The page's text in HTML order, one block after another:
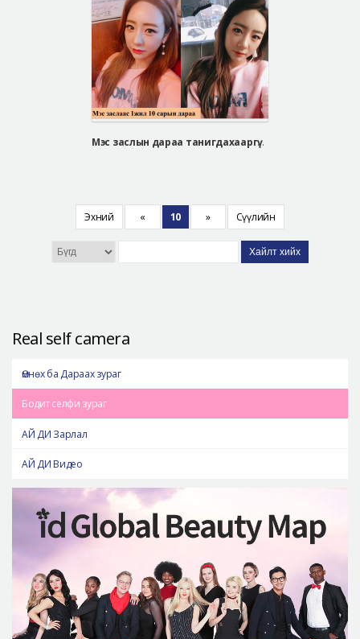
Мэс заслын дараа танигдахааргүй өөрчлөгдсөн Со Юү Ри
Эхний « 10 » Сүүлийн
Хайлт хийх
Real self camera
Өмнөх ба Дараах зураг
Бодит селфи зураг
АЙ ДИ Зарлал
АЙ ДИ Видео